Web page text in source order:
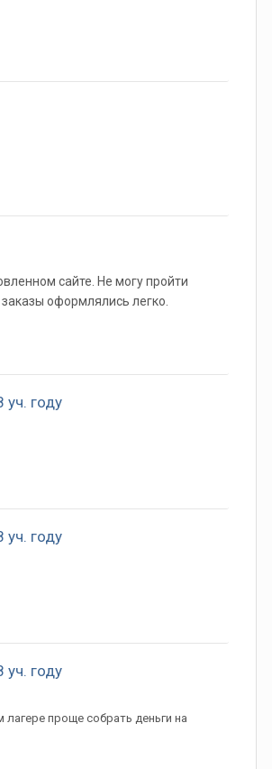
сайте. Не могу пройти
оформлялись легко.
году
году
году
проще собрать деньги на